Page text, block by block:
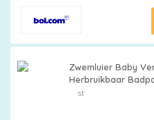
Zwemluier Baby
Herbruikbaar
Zwemlessen
st